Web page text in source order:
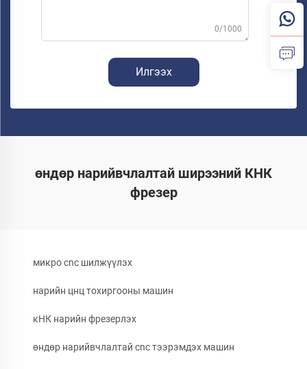
0/1000
Илгээх
өндөр нарийвчлалтай ширээний КНК
фрезер
микро cnc шилжүүлэх
нарийн цнц тохиргооны машин
кНК нарийн фрезерлэх
өндөр нарийвчлалтай cnc тээрэмдэх машин